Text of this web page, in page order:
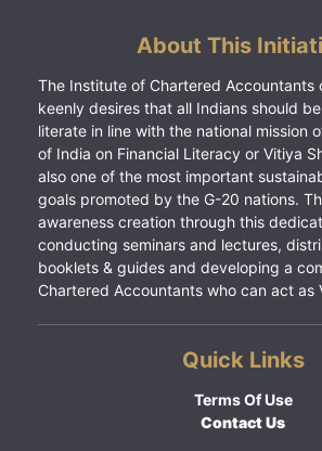
About This
The Institute of Chartered Accountants
keenly desires that all Indians should
literate in line with the national mission
of India on Financial Literacy or Vitiya
also one of the most important
goals promoted by the G-20 nations.
awareness creation through this
conducting seminars and lectures,
booklets & guides and developing a
Chartered Accountants who can act as
Quick Links
Terms Of Use
Contact Us